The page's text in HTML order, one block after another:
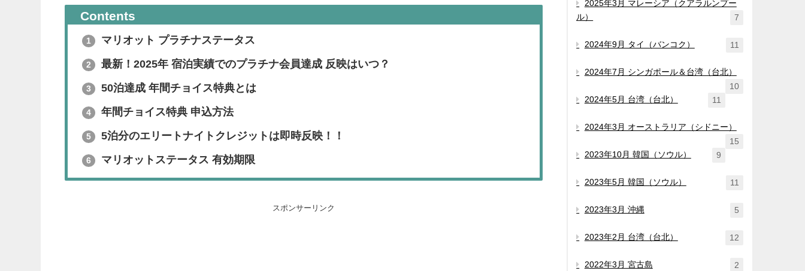
Contents
1 マリオット プラチナステータス
2 最新！2025年 宿泊実績でのプラチナ会員達成 反映はいつ？
3 50泊達成 年間チョイス特典とは
4 年間チョイス特典 申込方法
5 5泊分のエリートナイトクレジットは即時反映！！
6 マリオットステータス 有効期限
スポンサーリンク
2025年3月 マレーシア（クアラルンプー
ル）
7
2024年9月 タイ（バンコク） 11
2024年7月 シンガポール＆台湾（台北）
10
2024年5月 台湾（台北）
11
2024年3月 オーストラリア（シドニー）
15
2023年10月 韓国（ソウル）
9
2023年5月 韓国（ソウル） 11
2023年3月 沖縄 5
2023年2月 台湾（台北） 12
2022年3月 宮古島 2